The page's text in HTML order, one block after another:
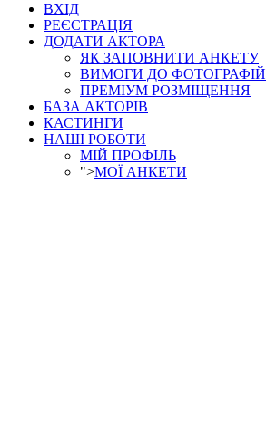
ВХІД
РЕЄСТРАЦІЯ
ДОДАТИ АКТОРА
ЯК ЗАПОВНИТИ АНКЕТУ
ВИМОГИ ДО ФОТОГРАФІЙ
ПРЕМІУМ РОЗМІЩЕННЯ
БАЗА АКТОРІВ
КАСТИНГИ
НАШІ РОБОТИ
МІЙ ПРОФІЛЬ
">МОЇ АНКЕТИ